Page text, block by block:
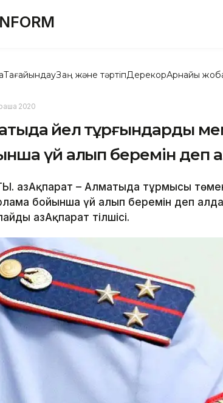
ТағайындауЗаң және тәртіпДерекқорАрнайы
2020
әйел тұрғындарды
үй алып беремін деп
ҚазАқпарат – Алматыда тұрмысы
бойынша үй алып беремін деп
ҚазАқпарат тілшісі.